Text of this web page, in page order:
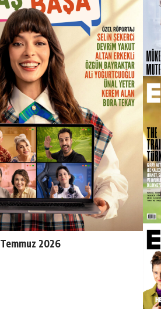
Temmuz 2026